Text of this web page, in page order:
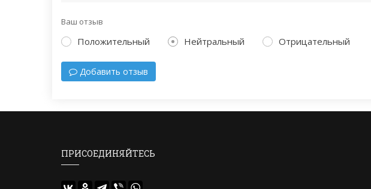
Ваш отзыв
Положительный Нейтральный Отрицательный
Добавить отзыв
ПРИСОЕДИНЯЙТЕСЬ